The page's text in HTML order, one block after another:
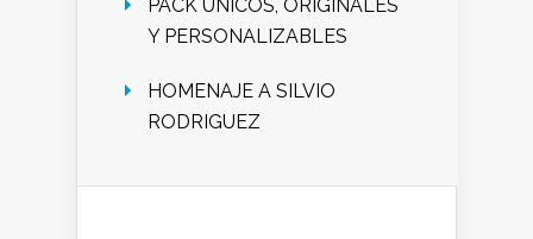
PACK ÚNICOS, ORIGINALES
Y PERSONALIZABLES
HOMENAJE A SILVIO
RODRIGUEZ